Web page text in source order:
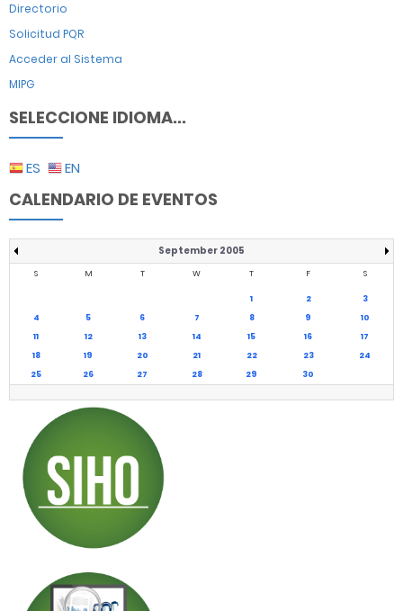
Directorio
Solicitud PQR
Acceder al Sistema
MIPG
SELECCIONE IDIOMA...
ES EN
CALENDARIO DE EVENTOS
September 2005
S M T W T F S
1 2
3
4
5 6 7 8 9
10
11
12 13 14 15 16
17
18
19 20 21 22 23
24
25
26 27 28 29 30